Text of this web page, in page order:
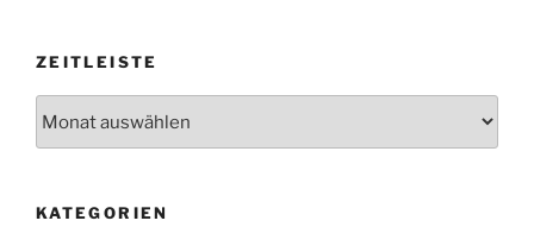
ZEITLEISTE
KATEGORIEN